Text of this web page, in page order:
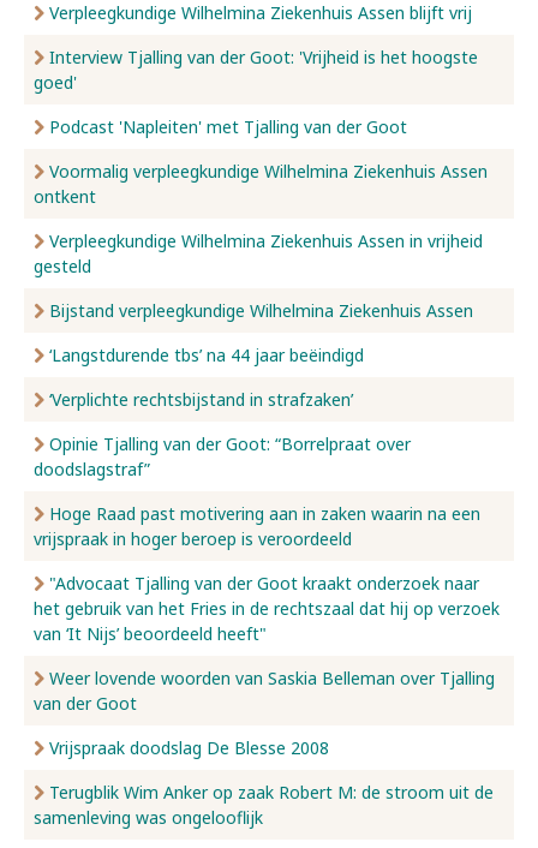
Verpleegkundige Wilhelmina Ziekenhuis Assen blijft vrij
Interview Tjalling van der Goot: 'Vrijheid is het hoogste
goed'
Podcast 'Napleiten' met Tjalling van der Goot
Voormalig verpleegkundige Wilhelmina Ziekenhuis Assen
ontkent
Verpleegkundige Wilhelmina Ziekenhuis Assen in vrijheid
gesteld
Bijstand verpleegkundige Wilhelmina Ziekenhuis Assen
‘Langstdurende tbs’ na 44 jaar beëindigd
‘Verplichte rechtsbijstand in strafzaken’
Opinie Tjalling van der Goot: “Borrelpraat over
doodslagstraf”
Hoge Raad past motivering aan in zaken waarin na een
vrijspraak in hoger beroep is veroordeeld
"Advocaat Tjalling van der Goot kraakt onderzoek naar
het gebruik van het Fries in de rechtszaal dat hij op verzoek
van ‘It Nijs’ beoordeeld heeft"
Weer lovende woorden van Saskia Belleman over Tjalling
van der Goot
Vrijspraak doodslag De Blesse 2008
Terugblik Wim Anker op zaak Robert M: de stroom uit de
samenleving was ongelooflijk